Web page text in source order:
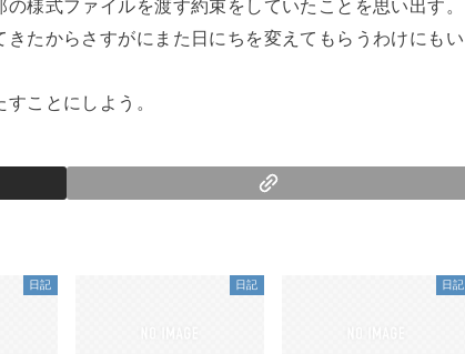
様式ファイルを渡す約束をしていたことを思い出す。
たからさすがにまた日にちを変えてもらうわけにもい
ことにしよう。
日記 日記 日記